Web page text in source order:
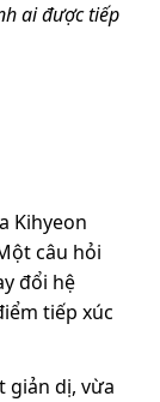
ai được tiếp
Kihyeon
câu hỏi
đổi hệ
tiếp xúc
giản dị, vừa